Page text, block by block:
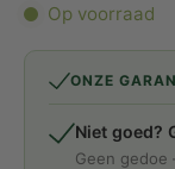
Op voorraad
ONZE
Niet goed?
Geen gedoe